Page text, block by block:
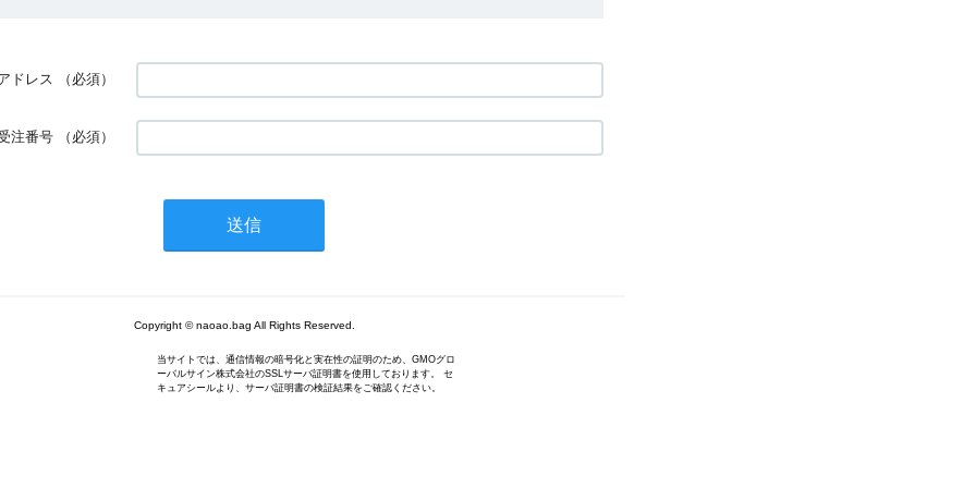
ドレス （必須）
注番号 （必須）
Copyright © naoao.bag All Rights Reserved.
当サイトでは、通信情報の暗号化と実在性の証明のため、GMOグロ
ーバルサイン株式会社のSSLサーバ証明書を使用しております。 セ
キュアシールより、サーバ証明書の検証結果をご確認ください。